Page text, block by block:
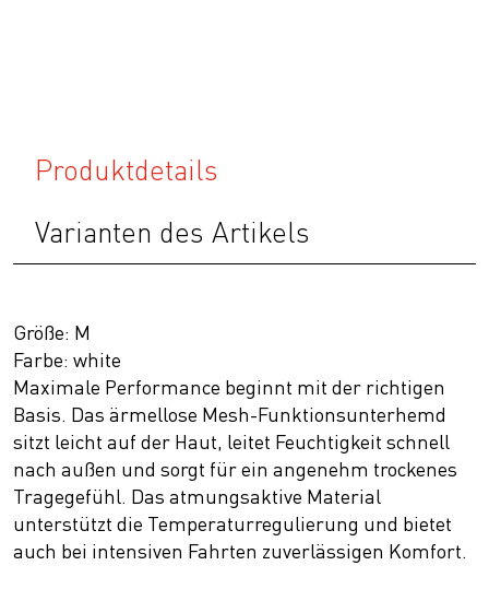
Produktdetails
Varianten des Artikels
Größe: M
Farbe: white
Maximale Performance beginnt mit der richtigen
Basis. Das ärmellose Mesh-Funktionsunterhemd
sitzt leicht auf der Haut, leitet Feuchtigkeit schnell
nach außen und sorgt für ein angenehm trockenes
Tragegefühl. Das atmungsaktive Material
unterstützt die Temperaturregulierung und bietet
auch bei intensiven Fahrten zuverlässigen Komfort.